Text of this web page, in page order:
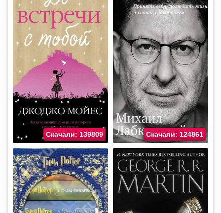
Скачали: 139809 Скачали: 124861